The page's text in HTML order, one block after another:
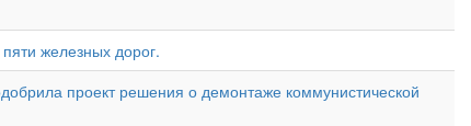
железных дорог.
проект решения о демонтаже коммунистической